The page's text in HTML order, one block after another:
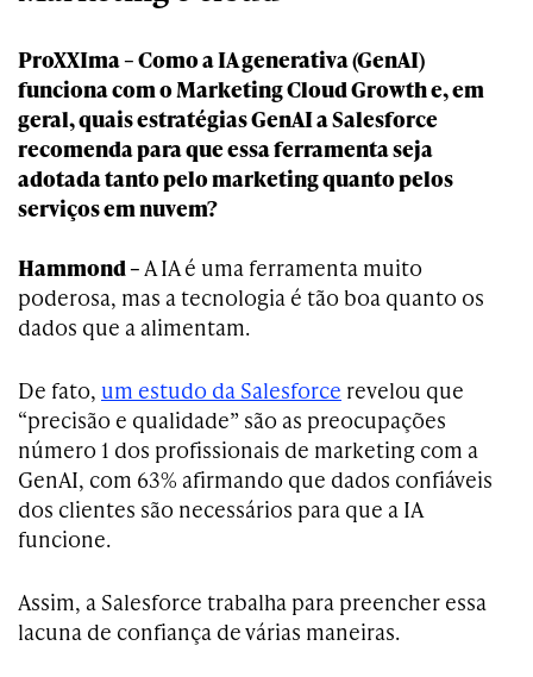
ProXXIma – Como a IA generativa (GenAI)
funciona com o Marketing Cloud Growth e, em
geral, quais estratégias GenAI a Salesforce
recomenda para que essa ferramenta seja
adotada tanto pelo marketing quanto pelos
serviços em nuvem?
Hammond – A IA é uma ferramenta muito
poderosa, mas a tecnologia é tão boa quanto os
dados que a alimentam.
De fato, um estudo da Salesforce revelou que
“precisão e qualidade” são as preocupações
número 1 dos profissionais de marketing com a
GenAI, com 63% afirmando que dados confiáveis
dos clientes são necessários para que a IA
funcione.
Assim, a Salesforce trabalha para preencher essa
lacuna de confiança de várias maneiras.